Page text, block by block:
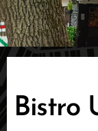
Bistro